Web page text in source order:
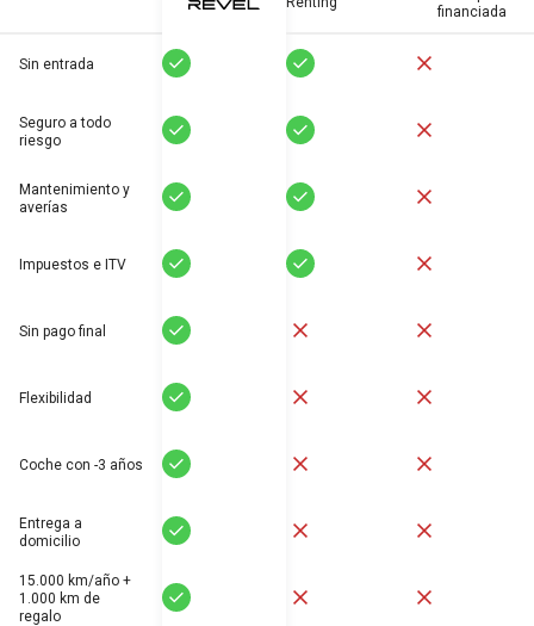
financiada
Sin entrada Sí Sí
Seguro a todo
riesgo
Sí Sí
Mantenimiento y
averías
Sí Sí
Impuestos e ITV Sí Sí
Sin pago final Sí
Flexibilidad Sí
Coche con -3 años Sí
Entrega a
domicilio
Sí
15.000 km/año +
1.000 km de
regalo
Sí